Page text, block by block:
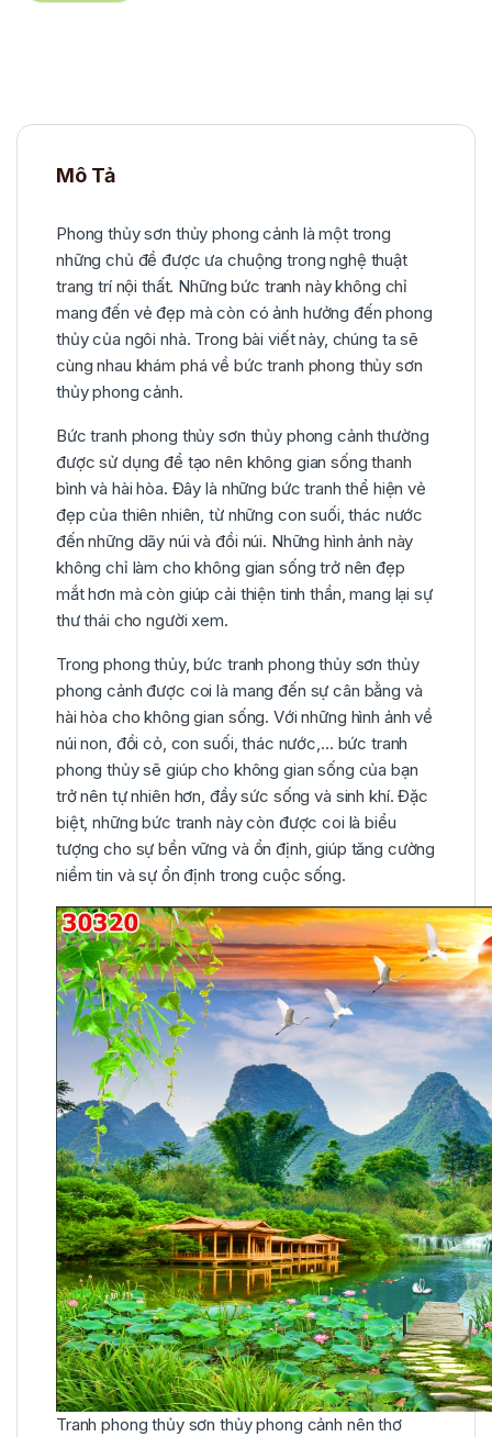
Mô Tả
Phong thủy sơn thủy phong cảnh là một trong
những chủ đề được ưa chuộng trong nghệ thuật
trang trí nội thất. Những bức tranh này không chỉ
mang đến vẻ đẹp mà còn có ảnh hưởng đến phong
thủy của ngôi nhà. Trong bài viết này, chúng ta sẽ
cùng nhau khám phá về bức tranh phong thủy sơn
thủy phong cảnh.
Bức tranh phong thủy sơn thủy phong cảnh thường
được sử dụng để tạo nên không gian sống thanh
bình và hài hòa. Đây là những bức tranh thể hiện vẻ
đẹp của thiên nhiên, từ những con suối, thác nước
đến những dãy núi và đồi núi. Những hình ảnh này
không chỉ làm cho không gian sống trở nên đẹp
mắt hơn mà còn giúp cải thiện tinh thần, mang lại sự
thư thái cho người xem.
Trong phong thủy, bức tranh phong thủy sơn thủy
phong cảnh được coi là mang đến sự cân bằng và
hài hòa cho không gian sống. Với những hình ảnh về
núi non, đồi cỏ, con suối, thác nước,… bức tranh
phong thủy sẽ giúp cho không gian sống của bạn
trở nên tự nhiên hơn, đầy sức sống và sinh khí. Đặc
biệt, những bức tranh này còn được coi là biểu
tượng cho sự bền vững và ổn định, giúp tăng cường
niềm tin và sự ổn định trong cuộc sống.
Tranh phong thủy sơn thủy phong cảnh nên thơ